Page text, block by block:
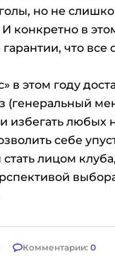
но не
конкретно в
гарантии, что
в этом году
(генеральный
избегать любых
себе
лицом
Комментарии: 0